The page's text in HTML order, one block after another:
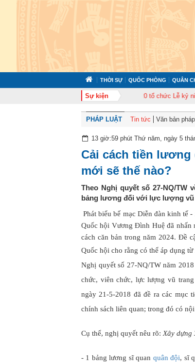
THỜI SỰ QUỐC PHÒNG QUÂN
Sự kiện
Trung đoàn Không quân 920 tổ chức Lễ kỷ niệm
PHÁP LUẬT Tin tức Văn bản
13 giờ:59 phút Thứ năm, ngày 5
Cải cách tiền
mới sẽ thế nào?
Theo Nghị quyết số 27-NQ/TW
bảng lương đối với lực lượng vũ
Phát biểu bế mạc Diễn đàn kinh tế
Quốc hội Vương Đình Huệ đã nhấn
cách căn bản trong năm 2024. Đề
Quốc hội cho rằng có thể áp dụng
Nghị quyết số 27-NQ/TW năm
chức, viên chức, lực lượng vũ trang
ngày 21-5-2018 đã đề ra các mục
chính sách liên quan; trong đó có
Cụ thể, nghị quyết nêu rõ: Xây dựng
- 1 bảng lương sĩ quan quân đội, sĩ